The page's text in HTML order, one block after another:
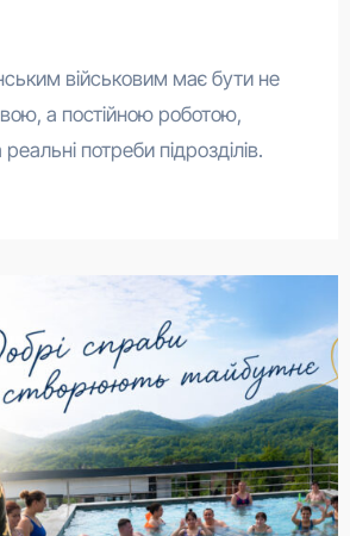
а постійною роботою,
потреби підрозділів.